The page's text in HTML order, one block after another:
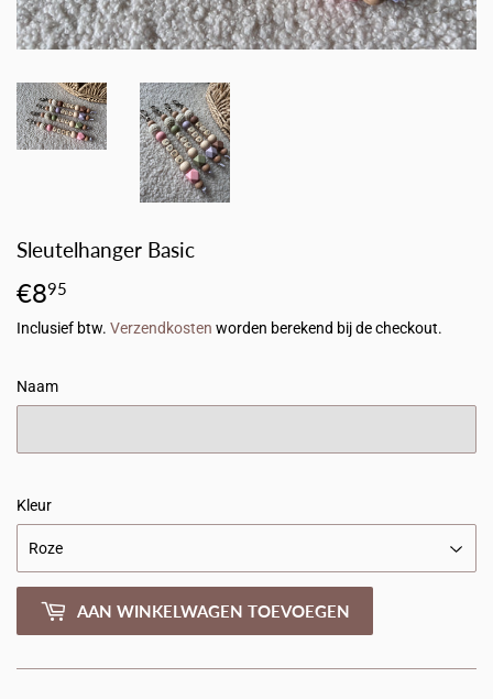
Sleutelhanger Basic
€895
Inclusief btw. Verzendkosten worden berekend bij de checkout.
Naam
Kleur
AAN WINKELWAGEN TOEVOEGEN